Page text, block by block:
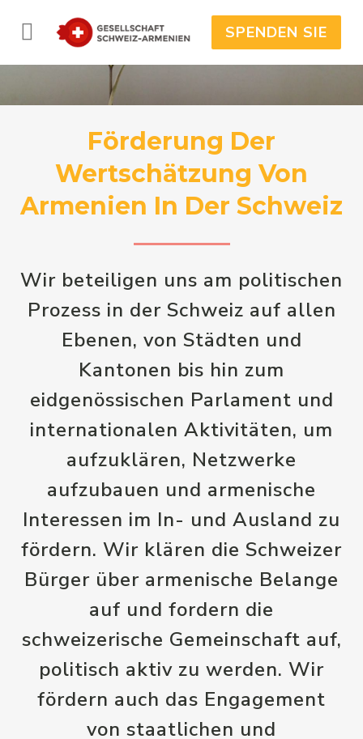
SPENDEN SIE
Förderung Der
Wertschätzung Von
Armenien In Der Schweiz
Wir beteiligen uns am politischen
Prozess in der Schweiz auf allen
Ebenen, von Städten und
Kantonen bis hin zum
eidgenössischen Parlament und
internationalen Aktivitäten, um
aufzuklären, Netzwerke
aufzubauen und armenische
Interessen im In- und Ausland zu
fördern. Wir klären die Schweizer
Bürger über armenische Belange
auf und fordern die
schweizerische Gemeinschaft auf,
politisch aktiv zu werden. Wir
fördern auch das Engagement
von staatlichen und